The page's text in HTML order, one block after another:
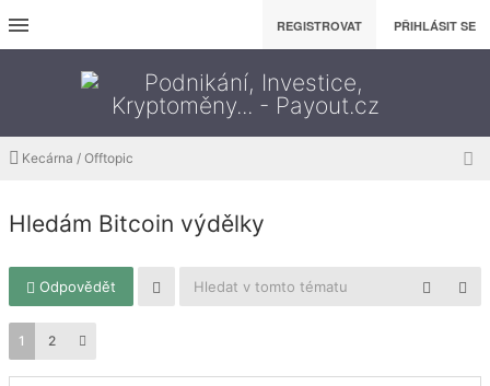
REGISTROVAT PŘIHLÁSIT SE
Kecárna / Offtopic
Hledám Bitcoin výdělky
Odpovědět
1 2